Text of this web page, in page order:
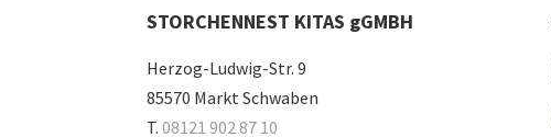
STORCHENNEST KITAS gGMBH
Herzog-Ludwig-Str. 9
85570 Markt Schwaben
T. 08121 902 87 10